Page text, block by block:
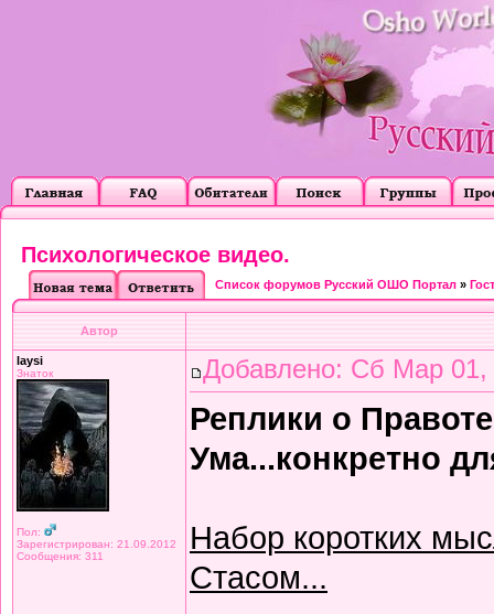
Психологическое видео.
Список форумов Русский ОШО Портал »
Автор
laysi
Знаток
Пол:
Зарегистрирован: 21.09.2012
Сообщения: 311
Добавлено: Сб Мар 01,
Реплики о
Ума...конкретно
Набор коротких
Стасом...